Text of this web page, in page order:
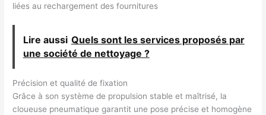
liées au rechargement des fournitures
Lire aussi Quels sont les services proposés par
une société de nettoyage ?
Précision et qualité de fixation
Grâce à son système de propulsion stable et maîtrisé, la
cloueuse pneumatique garantit une pose précise et homogène